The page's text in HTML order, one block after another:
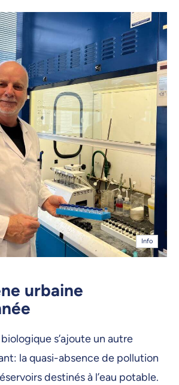
Info
urbaine
s’ajoute un autre
la quasi-absence de pollution
destinés à l’eau potable.